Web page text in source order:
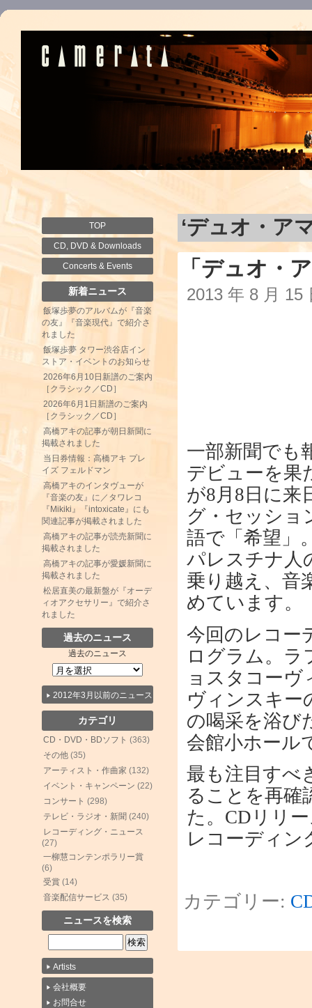
TOP
CD, DVD & Downloads
Concerts & Events
新着ニュース
飯塚歩夢のアルバムが『音楽
の友』『音楽現代』で紹介さ
れました
飯塚歩夢 タワー渋谷店イン
ストア・イベントのお知らせ
2026年6月10日新譜のご案内
［クラシック／CD］
2026年6月1日新譜のご案内
［クラシック／CD］
高橋アキの記事が朝日新聞に
掲載されました
当日券情報：高橋アキ プレ
イズ フェルドマン
高橋アキのインタヴューが
『音楽の友』に／タワレコ
『Mikiki』『intoxicate』にも
関連記事が掲載されました
高橋アキの記事が読売新聞に
掲載されました
高橋アキの記事が愛媛新聞に
掲載されました
松居直美の最新盤が『オーデ
ィオアクセサリー』で紹介さ
れました
過去のニュース
過去のニュース
2012年3月以前のニュース
カテゴリ
CD・DVD・BDソフト (363)
その他 (35)
アーティスト・作曲家 (132)
イベント・キャンペーン (22)
コンサート (298)
テレビ・ラジオ・新聞 (240)
レコーディング・ニュース
(27)
一柳慧コンテンポラリー賞
(6)
受賞 (14)
音楽配信サービス (35)
ニュースを検索
Artists
会社概要
お問合せ
‘デュオ・ア
「デュオ・
2013 年 8 月 15
一部新聞でも
デビューを果
が8月8日に来
グ・セッショ
語で「希望」
パレスチナ人
乗り越え、音
めています。
今回のレコー
ログラム。ラ
ョスタコーヴ
ヴィンスキー
の喝采を浴び
会館小ホール
最も注目すべ
ることを再確
た。CDリリ
レコーディン
カテゴリー: